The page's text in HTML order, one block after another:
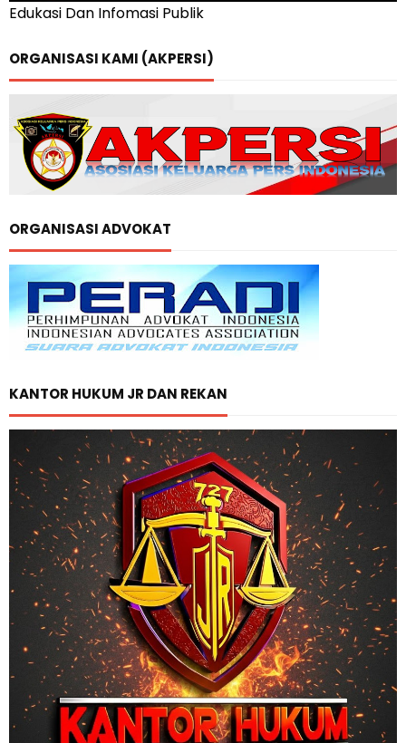
Edukasi Dan Infomasi Publik
ORGANISASI KAMI (AKPERSI)
ORGANISASI ADVOKAT
KANTOR HUKUM JR DAN REKAN